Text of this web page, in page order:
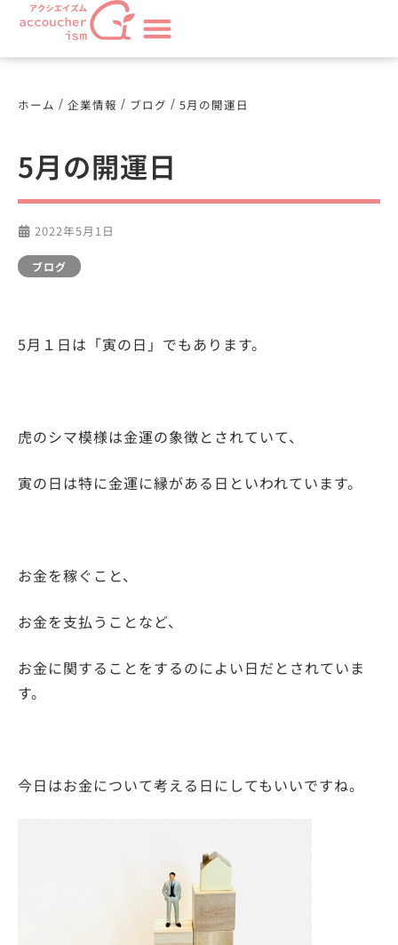
ホーム / 企業情報 / ブログ / 5月の開運日
5月の開運日
2022年5月1日
ブログ
5月１日は「寅の日」でもあります。
虎のシマ模様は金運の象徴とされていて、
寅の日は特に金運に縁がある日といわれています。
お金を稼ぐこと、
お金を支払うことなど、
お金に関することをするのによい日だとされていま
す。
今日はお金について考える日にしてもいいですね。